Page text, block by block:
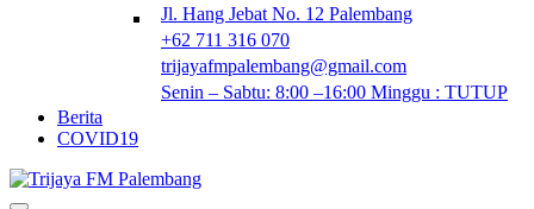
Jl. Hang Jebat No. 12 Palembang
+62 711 316 070
trijayafmpalembang@gmail.com
Senin – Sabtu: 8:00 –16:00 Minggu : TUTUP
Berita
COVID19